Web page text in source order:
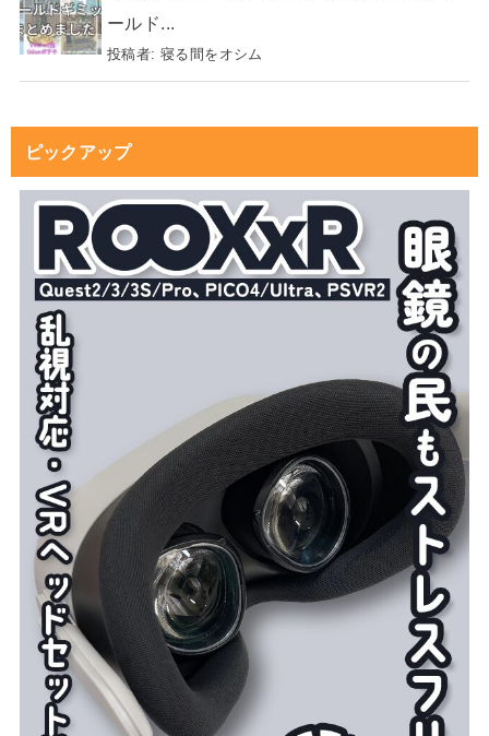
ールド...
投稿者: 寝る間をオシム
ピックアップ